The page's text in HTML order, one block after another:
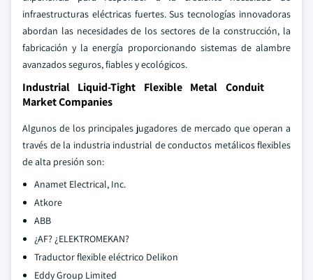
infraestructuras eléctricas fuertes. Sus tecnologías innovadoras
abordan las necesidades de los sectores de la construcción, la
fabricación y la energía proporcionando sistemas de alambre
avanzados seguros, fiables y ecológicos.
Industrial Liquid-Tight Flexible Metal Conduit
Market Companies
Algunos de los principales jugadores de mercado que operan a
través de la industria industrial de conductos metálicos flexibles
de alta presión son:
Anamet Electrical, Inc.
Atkore
ABB
¿AF? ¿ELEKTROMEKAN?
Traductor flexible eléctrico Delikon
Eddy Group Limited